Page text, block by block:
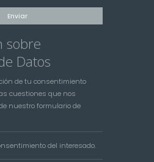
sobre
Datos
de tu consentimiento
cuestiones que nos
nuestro formulario de
del interesado.